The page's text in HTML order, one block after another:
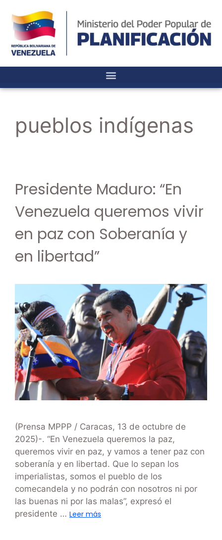
pueblos indígenas
Presidente Maduro: “En
Venezuela queremos vivir
en paz con Soberanía y
en libertad”
(Prensa MPPP / Caracas, 13 de octubre de
2025)-. “En Venezuela queremos la paz,
queremos vivir en paz, y vamos a tener paz con
soberanía y en libertad. Que lo sepan los
imperialistas, somos el pueblo de los
comecandela y no podrán con nosotros ni por
las buenas ni por las malas”, expresó el
presidente … Leer más